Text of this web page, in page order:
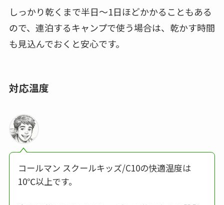
しっかり乾くまで半日〜1日ほどかかることもある
ので、連泊するキャンプで使う場合は、乾かす時間
も見込んでおくと安心です。
対応温度
コールマン スクールキッズ/C10の快適温度は
10℃以上です。